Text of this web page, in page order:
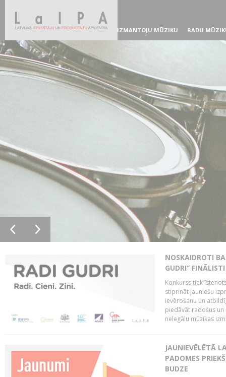
IZMANTOJU MŪZIKU RADU
NOSKAIDROTI
GUDRI” FINĀLISTI
Konkurss tiek
stiprināt jauniešu
ievērošanu un
piedāvāt radošus
nelegālu mūzikas
JAUNIEVĒLĒTĀ
PADOMES
BUDZE